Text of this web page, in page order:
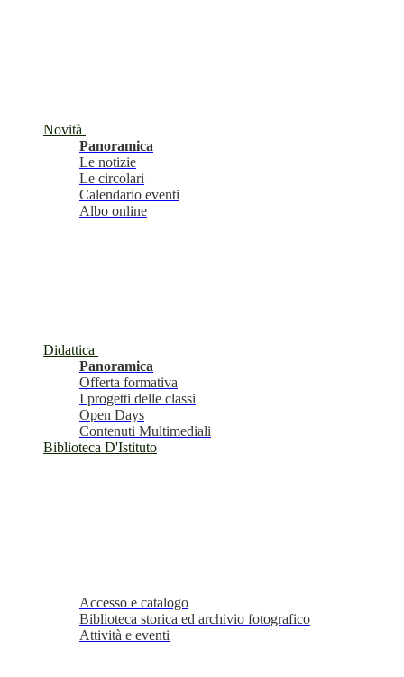
Novità
Panoramica
Le notizie
Le circolari
Calendario eventi
Albo online
Didattica
Panoramica
Offerta formativa
I progetti delle classi
Open Days
Contenuti Multimediali
Biblioteca D'Istituto
Accesso e catalogo
Biblioteca storica ed archivio fotografico
Attività e eventi